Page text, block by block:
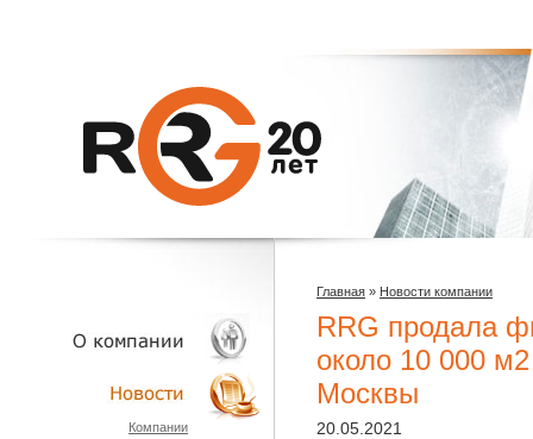
О КОМПАНИИ
Компании
Главная » Новости компании
RRG продала
около 10 000
Москвы
20.05.2021